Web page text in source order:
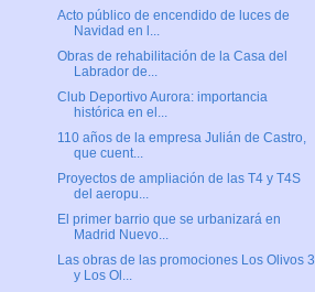
Acto público de encendido de luces de
Navidad en l...
Obras de rehabilitación de la Casa del
Labrador de...
Club Deportivo Aurora: importancia
histórica en el...
110 años de la empresa Julián de Castro,
que cuent...
Proyectos de ampliación de las T4 y T4S
del aeropu...
El primer barrio que se urbanizará en
Madrid Nuevo...
Las obras de las promociones Los Olivos 3
y Los Ol...